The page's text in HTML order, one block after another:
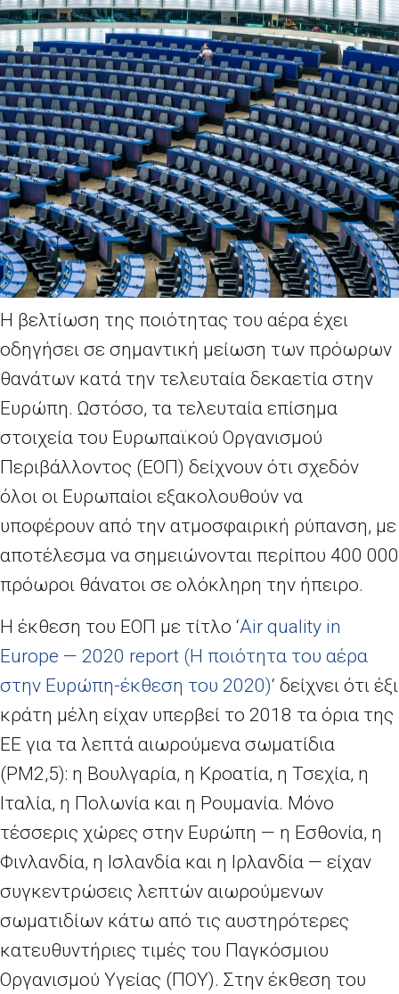
Η βελτίωση της ποιότητας του αέρα έχει
οδηγήσει σε σημαντική μείωση των πρόωρων
θανάτων κατά την τελευταία δεκαετία στην
Ευρώπη. Ωστόσο, τα τελευταία επίσημα
στοιχεία του Ευρωπαϊκού Οργανισμού
Περιβάλλοντος (ΕΟΠ) δείχνουν ότι σχεδόν
όλοι οι Ευρωπαίοι εξακολουθούν να
υποφέρουν από την ατμοσφαιρική ρύπανση, με
αποτέλεσμα να σημειώνονται περίπου 400 000
πρόωροι θάνατοι σε ολόκληρη την ήπειρο.
Η έκθεση του ΕΟΠ με τίτλο ‘Air quality in
Europe — 2020 report (Η ποιότητα του αέρα
στην Ευρώπη-έκθεση του 2020)‘ δείχνει ότι έξι
κράτη μέλη είχαν υπερβεί το 2018 τα όρια της
ΕΕ για τα λεπτά αιωρούμενα σωματίδια
(PM2,5): η Βουλγαρία, η Κροατία, η Τσεχία, η
Ιταλία, η Πολωνία και η Ρουμανία. Μόνο
τέσσερις χώρες στην Ευρώπη — η Εσθονία, η
Φινλανδία, η Ισλανδία και η Ιρλανδία — είχαν
συγκεντρώσεις λεπτών αιωρούμενων
σωματιδίων κάτω από τις αυστηρότερες
κατευθυντήριες τιμές του Παγκόσμιου
Οργανισμού Υγείας (ΠΟΥ). Στην έκθεση του